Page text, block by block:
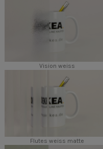
Vision weiss
Flutes weiss matte